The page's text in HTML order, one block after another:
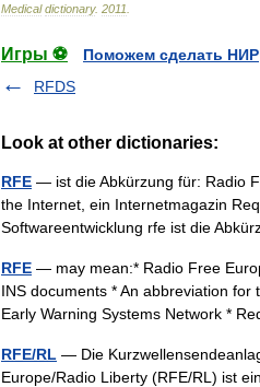
Medical dictionary. 2011
Игры ⚽
Поможем сделать НИР
RFDS
Look at other dictionaries:
RFE — ist die Abkürzung für: Radio
the Internet, ein Internetmagazin
Softwareentwicklung rfe ist die
RFE — may mean:* Radio Free
INS documents * An abbreviation for
Early Warning Systems Network *
RFE/RL — Die
Europe/Radio Liberty (RFE/RL) ist